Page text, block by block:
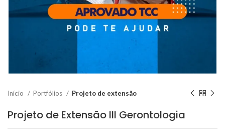
Início Portfólios Projeto de extensão
Projeto de Extensão III Gerontologia